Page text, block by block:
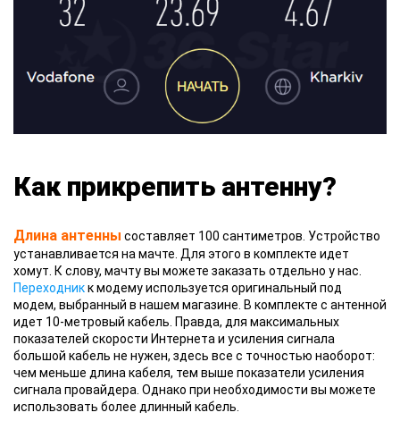
Как прикрепить антенну?
Длина антенны составляет 100 сантиметров. Устройство
устанавливается на мачте. Для этого в комплекте идет
хомут. К слову, мачту вы можете заказать отдельно у нас.
Переходникк модему используется оригинальный под
модем, выбранный в нашем магазине. В комплекте с антенной
идет 10-метровый кабель. Правда, для максимальных
показателей скорости Интернета и усиления сигнала
большой кабель не нужен, здесь все с точностью наоборот:
чем меньше длина кабеля, тем выше показатели усиления
сигнала провайдера. Однако при необходимости вы можете
использовать более длинный кабель.